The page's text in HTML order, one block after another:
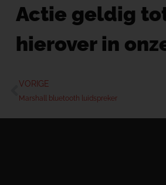
Actie geldig
hierover in
VORIGE
Marshall bluetooth luidspreker